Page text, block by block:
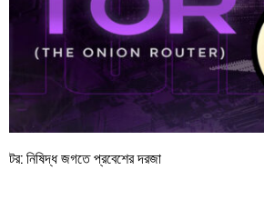
টর: নিষিদ্ধ জগতে প্রবেশের দরজা